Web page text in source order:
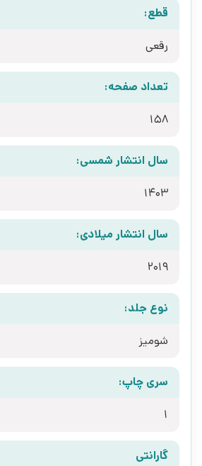
قطع:
رقعی
تعداد صفحه:
158
سال انتشار شمسی:
1403
سال انتشار میلادی:
2019
نوع جلد:
شومیز
سری چاپ:
1
گارانتی